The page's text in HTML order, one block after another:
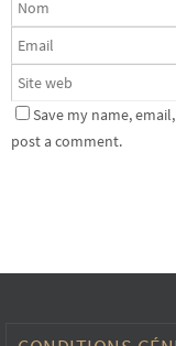
Save my name,
post a comment.